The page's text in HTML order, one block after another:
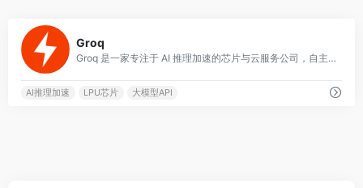
Groq
Groq 是一家专注于 AI 推理加速的芯片与云服务公司，自主研发了 LPU（Language Processing Unit）芯片架构，在大语言模型推理速度上
AI推理加速 LPU芯片 大模型API